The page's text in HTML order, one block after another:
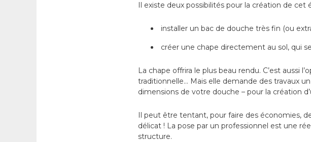
Il existe deux possibilités pour la création de cet
installer un bac de douche très fin (ou
créer une chape directement au sol, qui
La chape offrira le plus beau rendu. C’est aussi
traditionnelle… Mais elle demande des travaux
dimensions de votre douche – pour la création
Il peut être tentant, pour faire des économies,
délicat ! La pose par un professionnel est une
structure.